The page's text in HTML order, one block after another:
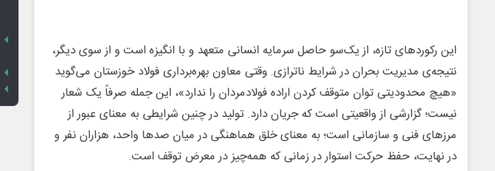
این رکوردهای تازه، از یک‌سو حاصل سرمایه انسانی متعهد و با انگیزه است و از سوی دیگر،
نتیجه‌ی مدیریت بحران در شرایط ناترازی. وقتی معاون بهره‌برداری فولاد خوزستان می‌گوید
«هیچ محدودیتی توان متوقف کردن اراده فولادمردان را ندارد»، این جمله صرفاً یک شعار
نیست؛ گزارشی از واقعیتی است که جریان دارد. تولید در چنین شرایطی به معنای عبور از
مرزهای فنی و سازمانی است؛ به معنای خلق هماهنگی در میان صدها واحد، هزاران نفر و
در نهایت، حفظ حرکت استوار در زمانی که همه‌چیز در معرض توقف است.